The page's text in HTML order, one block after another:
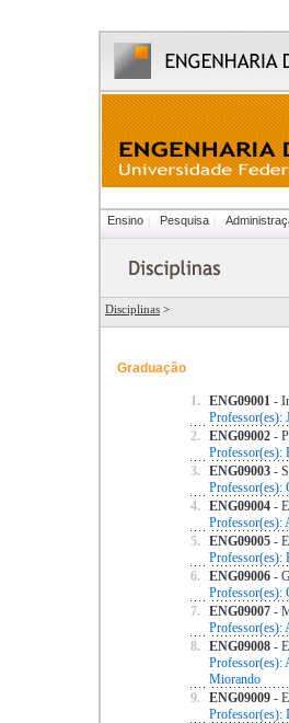
Ensino Pesquisa
Disciplinas >
Graduação
1. ENG09001 -
Professor(es):
2.
ENG09002 -
Professor(es):
3.
ENG09003 -
Professor(es):
4.
ENG09004 -
Professor(es):
5.
ENG09005 -
Professor(es):
6.
ENG09006 -
Professor(es):
7.
ENG09007 -
Professor(es):
8.
ENG09008 -
Professor(es):
Miorando
9.
ENG09009 -
Professor(es):